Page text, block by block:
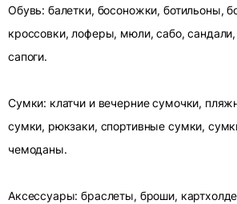
Обувь: балетки, босоножки, ботильоны,
кроссовки, лоферы, мюли, сабо,
сапоги.
Сумки: клатчи и вечерние сумочки,
сумки, рюкзаки, спортивные сумки,
чемоданы.
Аксессуары: браслеты, броши,